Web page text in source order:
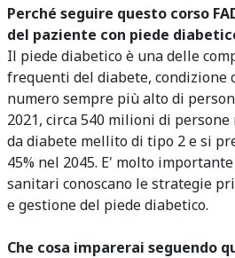
Perché seguire questo corso
del paziente con piede
Il piede diabetico è una delle
frequenti del diabete, condizione
numero sempre più alto di
2021, circa 540 milioni di
da diabete mellito di tipo 2 e si
45% nel 2045. E' molto
sanitari conoscano le strategie
e gestione del piede diabetico.
Che cosa imparerai seguendo